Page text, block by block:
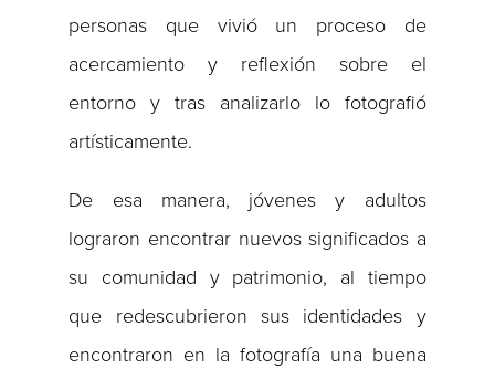
personas que vivió un proceso de
acercamiento y reflexión sobre el
entorno y tras analizarlo lo fotografió
artísticamente.
De esa manera, jóvenes y adultos
lograron encontrar nuevos significados a
su comunidad y patrimonio, al tiempo
que redescubrieron sus identidades y
encontraron en la fotografía una buena